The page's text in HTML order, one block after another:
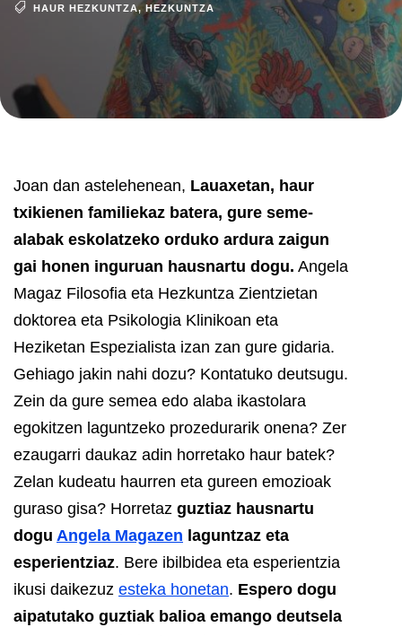
HAUR HEZKUNTZA, HEZKUNTZA
Joan dan astelehenean, Lauaxetan, haur
txikienen familiekaz batera, gure seme-
alabak eskolatzeko orduko ardura zaigun
gai honen inguruan hausnartu dogu. Angela
Magaz Filosofia eta Hezkuntza Zientzietan
doktorea eta Psikologia Klinikoan eta
Heziketan Espezialista izan zan gure gidaria.
Gehiago jakin nahi dozu? Kontatuko deutsugu.
Zein da gure semea edo alaba ikastolara
egokitzen laguntzeko prozedurarik onena? Zer
ezaugarri daukaz adin horretako haur batek?
Zelan kudeatu haurren eta gureen emozioak
guraso gisa? Horretaz guztiaz hausnartu
dogu Angela Magazen laguntzaz eta
esperientziaz. Bere ibilbidea eta esperientzia
ikusi daikezuz esteka honetan. Espero dogu
aipatutako guztiak balioa emango deutsela